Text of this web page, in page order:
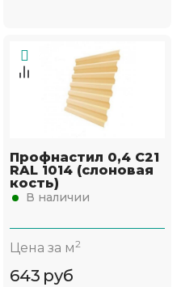
Профнастил 0,4 С21
RAL 1014 (слоновая
кость)
В наличии
Цена за м2
643 руб